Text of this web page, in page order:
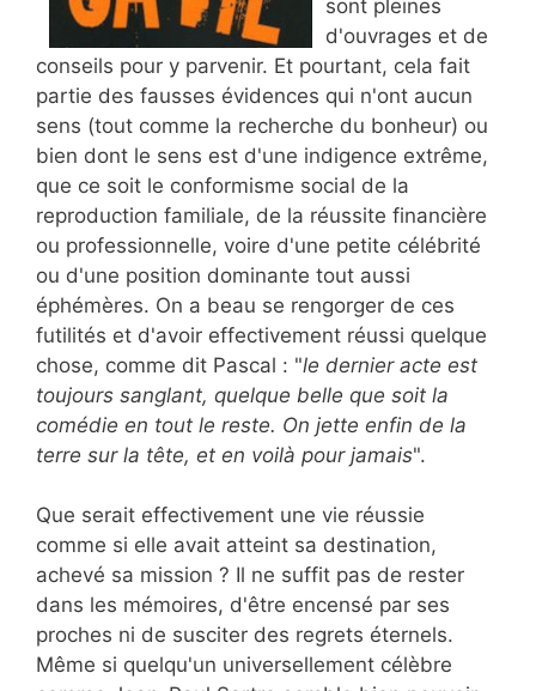
sont pleines
d'ouvrages et de
conseils pour y parvenir. Et pourtant, cela fait
partie des fausses évidences qui n'ont aucun
sens (tout comme la recherche du bonheur) ou
bien dont le sens est d'une indigence extrême,
que ce soit le conformisme social de la
reproduction familiale, de la réussite financière
ou professionnelle, voire d'une petite célébrité
ou d'une position dominante tout aussi
éphémères. On a beau se rengorger de ces
futilités et d'avoir effectivement réussi quelque
chose, comme dit Pascal : "le dernier acte est
toujours sanglant, quelque belle que soit la
comédie en tout le reste. On jette enfin de la
terre sur la tête, et en voilà pour jamais".
Que serait effectivement une vie réussie
comme si elle avait atteint sa destination,
achevé sa mission ? Il ne suffit pas de rester
dans les mémoires, d'être encensé par ses
proches ni de susciter des regrets éternels.
Même si quelqu'un universellement célèbre